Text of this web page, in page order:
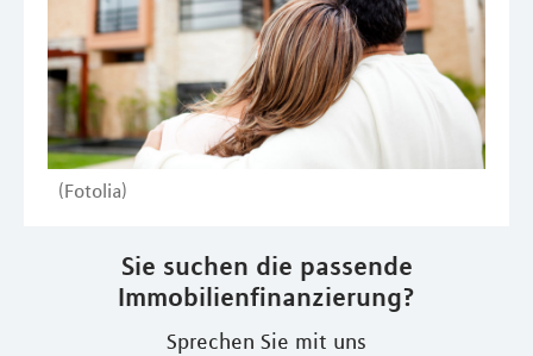
(Fotolia)
Sie suchen die passende
Immobilienfinanzierung?
Sprechen Sie mit uns